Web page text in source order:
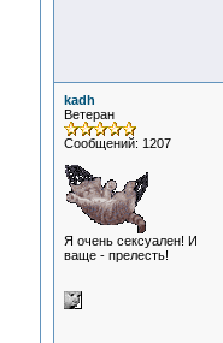
kadh
Ветеран
Сообщений: 1207
Я очень сексуален! И
ваще - прелесть!